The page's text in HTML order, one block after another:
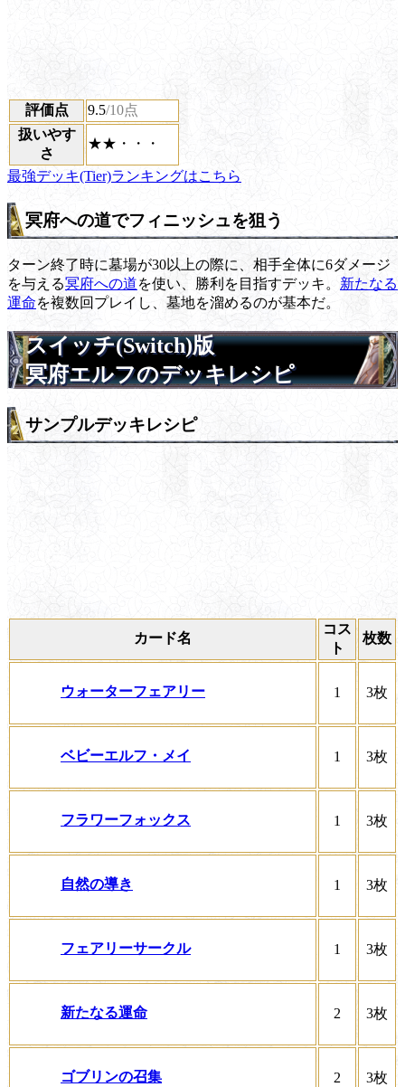
評価点 9.5/10点
扱いやす
さ
★★・・・
最強デッキ(Tier)ランキングはこちら
冥府への道でフィニッシュを狙う
ターン終了時に墓場が30以上の際に、相手全体に6ダメージ
を与える冥府への道を使い、勝利を目指すデッキ。 新たなる
運命を複数回プレイし、墓地を溜めるのが基本だ。
スイッチ(Switch)版
冥府エルフのデッキレシピ
サンプルデッキレシピ
カード名
コス
ト
枚数
ウォーターフェアリー 1 3枚
ベビーエルフ・メイ 1 3枚
フラワーフォックス 1 3枚
自然の導き 1 3枚
フェアリーサークル 1 3枚
新たなる運命 2 3枚
ゴブリンの召集 2 3枚